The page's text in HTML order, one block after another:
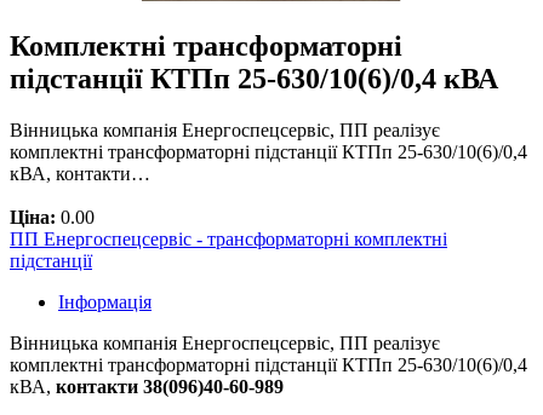
Комплектні трансформаторні
підстанції КТПп 25-630/10(6)/0,4 кВА
Вінницька компанія Енергоспецсервіс, ПП реалізує
комплектні трансформаторні підстанції КТПп 25-630/10(6)/0,4
кВА, контакти…
Ціна: 0.00
ПП Енергоспецсервіс - трансформаторні комплектні
підстанції
Інформація
Вінницька компанія Енергоспецсервіс, ПП реалізує
комплектні трансформаторні підстанції КТПп 25-630/10(6)/0,4
кВА, контакти 38(096)40-60-989